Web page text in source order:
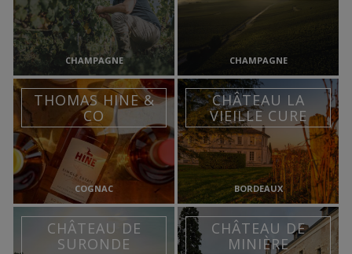
CHAMPAGNE CHAMPAGNE
THOMAS HINE &
CO
COGNAC
CHÂTEAU LA
VIEILLE CURE
BORDEAUX
CHÂTEAU DE
SURONDE
CHÂTEAU DE
MINIÈRE